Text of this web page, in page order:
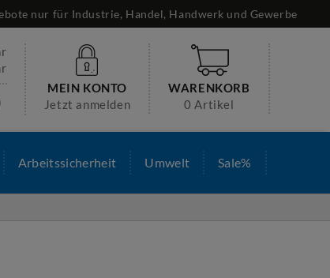
nur für Industrie, Handel, Handwerk und Gewerbe
MEIN KONTO
Jetzt anmelden
WARENKORB
0 Artikel
Arbeitssicherheit Umwelt Sale%